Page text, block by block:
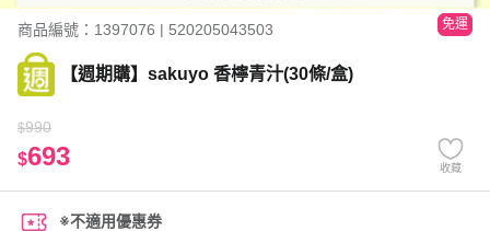
商品編號：1397076 | 520205043503 免運
【週期購】sakuyo 香檸青汁(30條/盒)
$990
$693 收藏
※不適用優惠券